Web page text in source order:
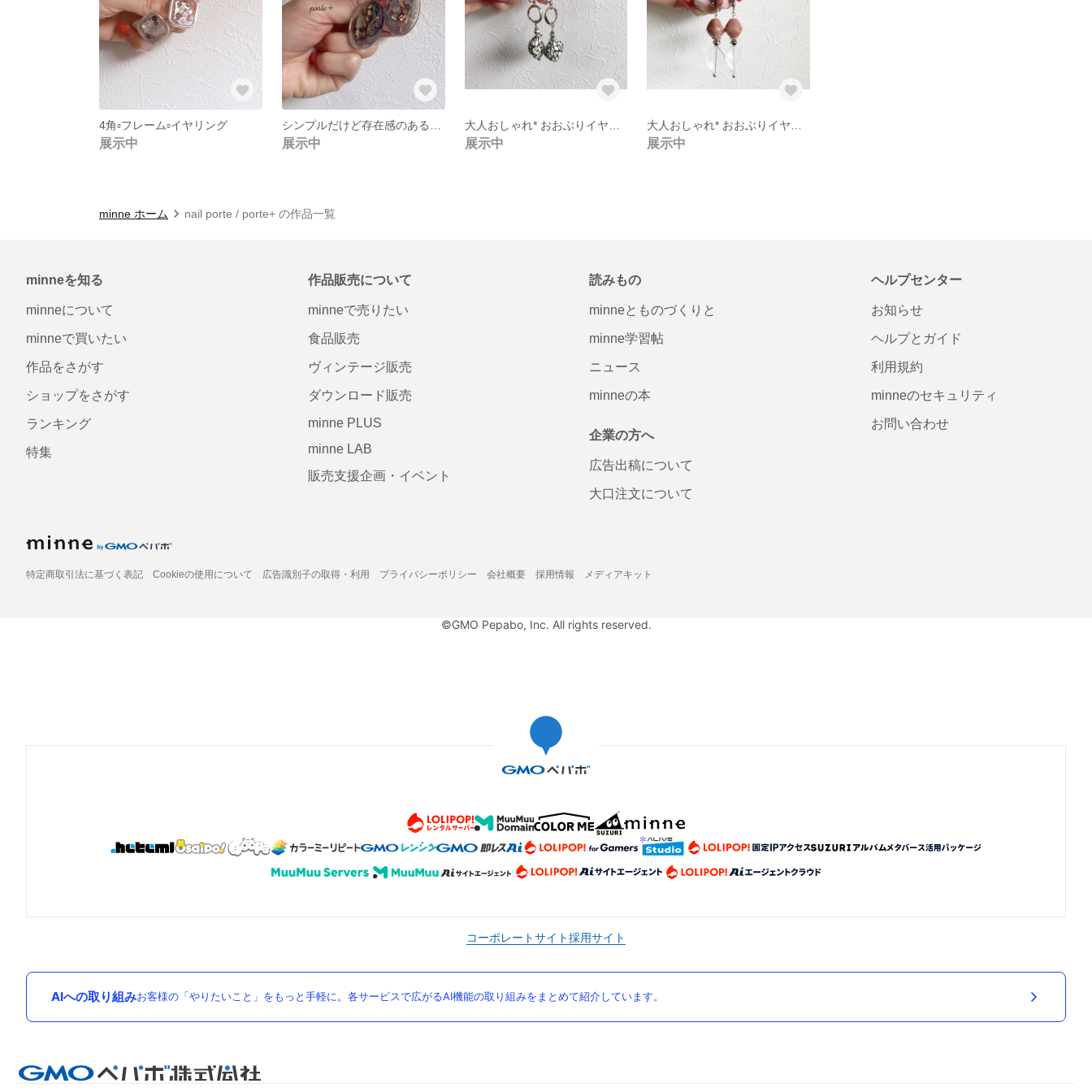
4角▫️フレーム▫️イヤリング
展示中 展示中 展示中 展示中
minne ホーム nail porte / porte+ の作品一覧
minneを知る
minneについて
minneで買いたい
作品をさがす
ショップをさがす
ランキング
特集
作品販売について
minneで売りたい
食品販売
ヴィンテージ販売
ダウンロード販売
minne PLUS
minne LAB
販売支援企画・イベント
読みもの
minneとものづくりと
minne学習帖
ニュース
minneの本
企業の方へ
広告出稿について
大口注文について
ヘルプセンター
お知らせ
ヘルプとガイド
利用規約
minneのセキュリティ
お問い合わせ
特定商取引法に基づく表記 Cookieの使用について 広告識別子の取得・利用 プライバシーポリシー 会社概要 採用情報 メディアキット
©GMO Pepabo, Inc. All rights reserved.
コーポレートサイト採用サイト
AIへの取り組みお客様の「やりたいこと」をもっと手軽に。各サービスで広がるAI機能の取り組みをまとめて紹介しています。